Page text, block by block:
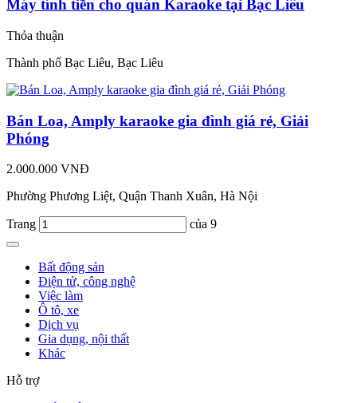
Máy tính tiền cho quán Karaoke tại Bạc Liêu
Thỏa thuận
Thành phố Bạc Liêu, Bạc Liêu
Bán Loa, Amply karaoke gia đình giá rẻ, Giải
Phóng
2.000.000 VNĐ
Phường Phương Liệt, Quận Thanh Xuân, Hà Nội
Trang của 9
Bất động sản
Điện tử, công nghệ
Việc làm
Ô tô, xe
Dịch vụ
Gia dụng, nội thất
Khác
Hỗ trợ